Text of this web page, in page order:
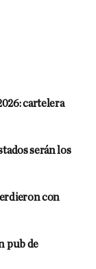
cartelera
serán los
con
pub de